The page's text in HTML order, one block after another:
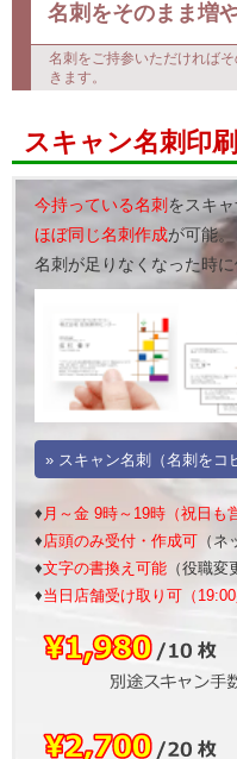
名刺をそのまま増
名刺をご持参いただければ
きます。
スキャン名刺印
今持っている名刺 をスキ
ほぼ同じ名刺作成が可能
名刺が足りなくなった時
» スキャン名刺（名刺をコ
♦ 月～金 9時～19時（祝日
♦店頭のみ受付・作成可 （
♦文字の書換え可能 （役職変
♦当日店舗受け取り可（19:00